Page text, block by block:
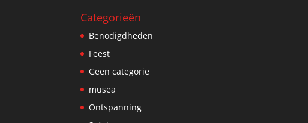
Categorieën
Benodigdheden
Feest
Geen categorie
musea
Ontspanning